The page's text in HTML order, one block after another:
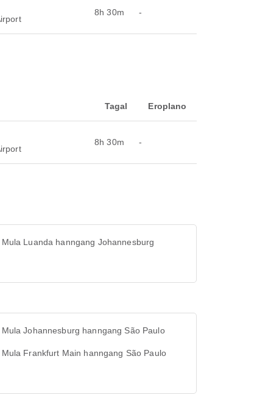
8h 30m -
Tagal Eroplano
8h 30m -
Mula Luanda hanngang Johannesburg
Mula Johannesburg hanngang São Paulo
Mula Frankfurt Main hanngang São Paulo